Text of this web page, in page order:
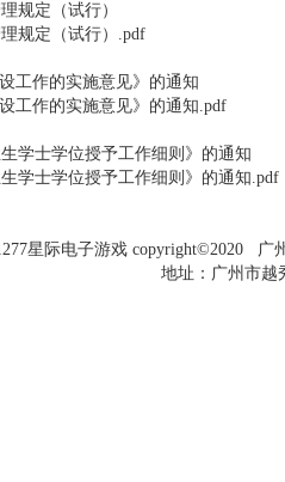
规定（试行）
规定（试行）.pdf
工作的实施意见》的通知
工作的实施意见》的通知.pdf
学士学位授予工作细则》的通知
学士学位授予工作细则》的通知.pdf
星际电子游戏 copyright©2020
地址：广州市越